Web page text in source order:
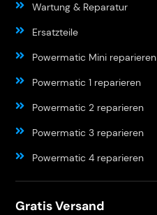
Wartung & Reparatur
Ersatzteile
Powermatic Mini reparieren
Powermatic 1 reparieren
Powermatic 2 reparieren
Powermatic 3 reparieren
Powermatic 4 reparieren
Gratis Versand